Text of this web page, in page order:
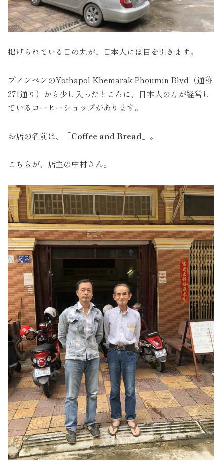
掲げられている日の丸が、日本人には目を引きます。
プノンペンのYothapol Khemarak Phoumin Blvd（通称
271通り）から少し入ったところに、日本人の方が経営し
ているコーヒーショップがあります。
お店の名前は、 「Coffee and Bread」 。
こちらが、店主の中村さん。